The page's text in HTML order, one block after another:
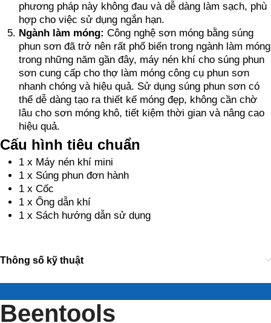
phương pháp này không đau và dễ dàng làm sạch, phù
hợp cho việc sử dụng ngắn hạn.
Ngành làm móng: Công nghệ sơn móng bằng súng
phun sơn đã trở nên rất phổ biến trong ngành làm móng
trong những năm gần đây, máy nén khí cho súng phun
sơn cung cấp cho thợ làm móng công cụ phun sơn
nhanh chóng và hiệu quả. Sử dụng súng phun sơn có
thể dễ dàng tạo ra thiết kế móng đẹp, không cần chờ
lâu cho sơn móng khô, tiết kiệm thời gian và nâng cao
hiệu quả.
Cấu hình tiêu chuẩn
1 x Máy nén khí mini
1 x Súng phun đơn hành
1 x Cốc
1 x Ống dẫn khí
1 x Sách hướng dẫn sử dụng
Thông số kỹ thuật
Beentools